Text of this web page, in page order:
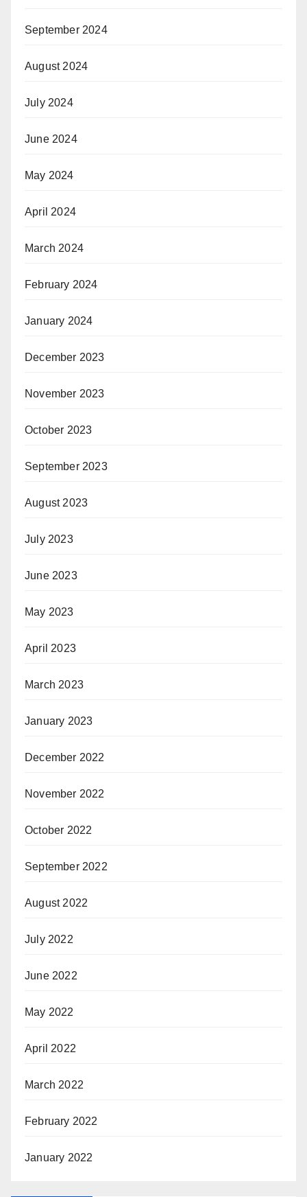
September 2024
August 2024
July 2024
June 2024
May 2024
April 2024
March 2024
February 2024
January 2024
December 2023
November 2023
October 2023
September 2023
August 2023
July 2023
June 2023
May 2023
April 2023
March 2023
January 2023
December 2022
November 2022
October 2022
September 2022
August 2022
July 2022
June 2022
May 2022
April 2022
March 2022
February 2022
January 2022